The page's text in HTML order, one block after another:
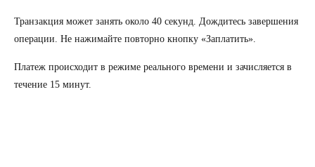
Транзакция может занять около 40 секунд. Дождитесь завершения
операции. Не нажимайте повторно кнопку «Заплатить».
Платеж происходит в режиме реального времени и зачисляется в
течение 15 минут.